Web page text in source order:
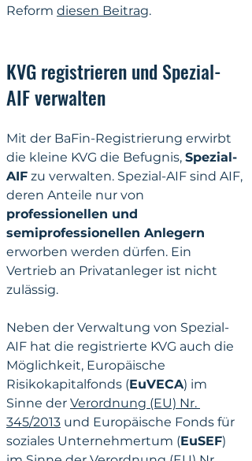
Reform diesen Beitrag.
KVG registrieren und Spezial-
AIF verwalten
Mit der BaFin-Registrierung erwirbt
die kleine KVG die Befugnis, Spezial-
AIF zu verwalten. Spezial-AIF sind AIF,
deren Anteile nur von
professionellen und
semiprofessionellen Anlegern
erworben werden dürfen. Ein
Vertrieb an Privatanleger ist nicht
zulässig.
Neben der Verwaltung von Spezial-
AIF hat die registrierte KVG auch die
Möglichkeit, Europäische
Risikokapitalfonds (EuVECA) im
Sinne der Verordnung (EU) Nr.
345/2013 und Europäische Fonds für
soziales Unternehmertum (EuSEF)